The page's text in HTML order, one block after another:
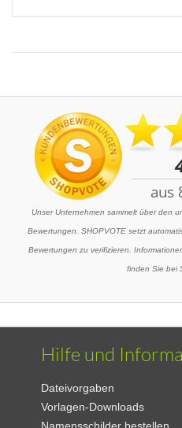
Unser Unternehmen sammelt über den
Bewertungen. SHOPVOTE setzt
Bewertungen zu verifizieren.
finden Sie bei
Hilfe und
Dateivorgaben
Vorlagen-Downloads